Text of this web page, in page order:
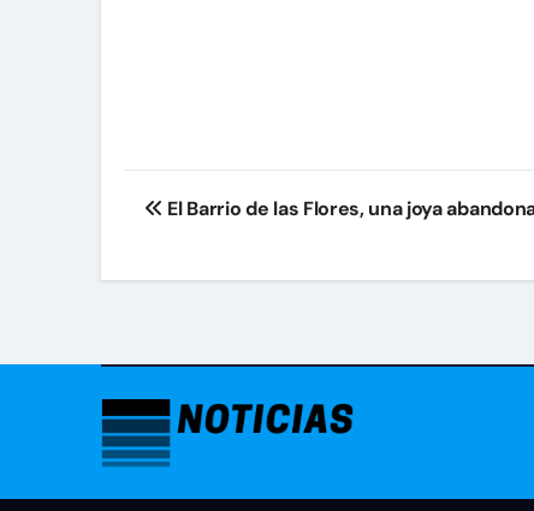
Navegación
entradas
El Barrio de las Flores, una joya